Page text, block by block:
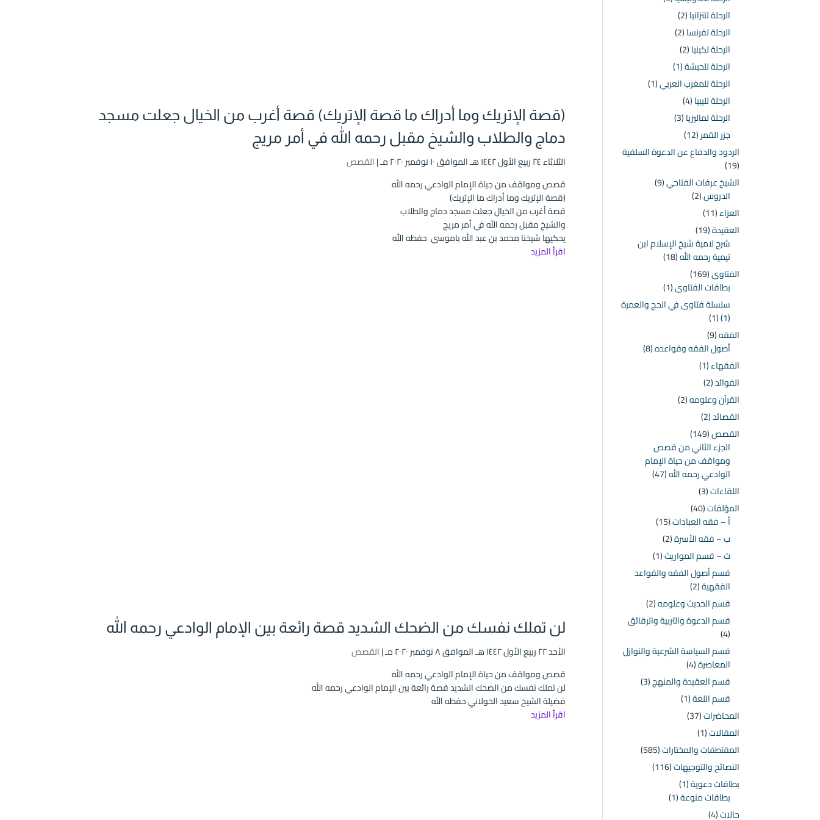
(قصة الإتريك وما أدراك ما قصة الإتريك) قصة أغرب من الخيال جعلت مسجد
دماج والطلاب والشيخ مقبل رحمه الله في أمر مريج
الثلاثاء ۲٤ ربيع الأول ۱٤٤۲ هـ الموافق ۱۰ نوفمبر ۲۰۲۰ مـ |
القصص
قصص ومواقف من جياة الإمام الوادعي رحمه الله
(قصة الإتريك وما أدراك ما الإتريك)
قصة أغرب من الخيال جعلت مسجد دماج والطلاب
والشيخ مقبل رحمه الله في أمر مريج
يحكيها شيخنا محمد بن عبد الله باموسى حفظه الله
اقرأ المزيد
لن تملك نفسك من الضحك الشديد قصة رائعة بين الإمام الوادعي رحمه الله
الأحد ۲۲ ربيع الأول ۱٤٤۲ هـ الموافق ۸ نوفمبر ۲۰۲۰ مـ |
القصص
قصص ومواقف من حياة الإمام الوادعي رحمه الله
لن تملك نفسك من الضحك الشديد قصة رائعة بين الإمام الوادعي رحمه الله
فضيلة الشيخ سعيد الخولاني حفظه الله
اقرأ المزيد
الرحلة لتنزانيا(2)
الرحلة لفرنسا(2)
الرحلة لكينيا(2)
الرحلة للحبشة(1)
الرحلة للمغرب العربي(1)
الرحلة لليبيا(4)
الرحلة لماليزيا(3)
جزر القمر(12)
الردود والدفاع عن الدعوة السلفية
(19)
الشيخ عرفات الفتاحي(9)
الدروس(2)
العزاء(11)
العقيدة(19)
شرح لامية شيخ الإسلام ابن
تيمية رحمه الله(18)
الفتاوى(169)
بطاقات الفتاوى(1)
سلسلة فتاوى في الحج والعمرة
(1)
(1)
الفقه(9)
أصول الفقه وقواعده(8)
الفقهاء(1)
الفوائد(2)
القرآن وعلومه(2)
القصائد(2)
القصص(149)
الجزء الثاني من قصص
ومواقف من حياة الإمام
الوادعي رحمه الله(47)
اللقاءات(3)
المؤلفات(40)
أ – فقه العبادات(15)
ب – فقه الأسرة(2)
ت – قسم المواريث(1)
قسم أصول الفقه والقواعد
الفقهية(2)
قسم الحديث وعلومه(2)
قسم الدعوة والتربية والرقائق
(4)
قسم السياسة الشرعية والنوازل
المعاصرة(4)
قسم العقيدة والمنهج(3)
قسم اللغة(1)
المحاضرات(37)
المقالات(1)
المقتطفات والمختارات(585)
النصائح والتوجيهات(116)
بطاقات دعوية(1)
بطاقات منوعة(1)
حالات(4)